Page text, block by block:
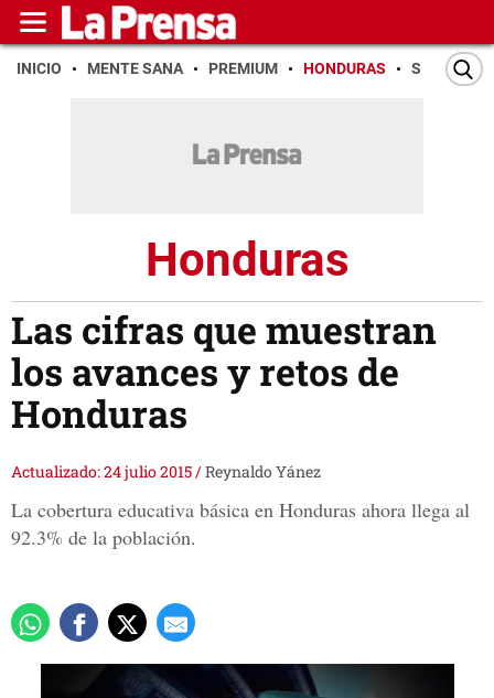
INICIO MENTE SANA PREMIUM HONDURAS SAN PEDRO
Honduras
Las cifras que muestran
los avances y retos de
Honduras
Actualizado: 24 julio 2015/Reynaldo Yánez
La cobertura educativa básica en Honduras ahora llega al
92.3% de la población.